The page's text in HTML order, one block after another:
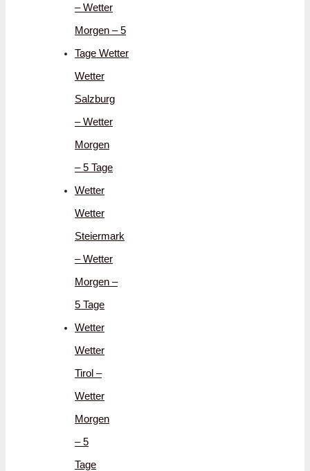
– Wetter
Morgen – 5
Tage Wetter
Wetter
Salzburg
– Wetter
Morgen
– 5 Tage
Wetter
Wetter
Steiermark
– Wetter
Morgen –
5 Tage
Wetter
Wetter
Tirol –
Wetter
Morgen
– 5
Tage